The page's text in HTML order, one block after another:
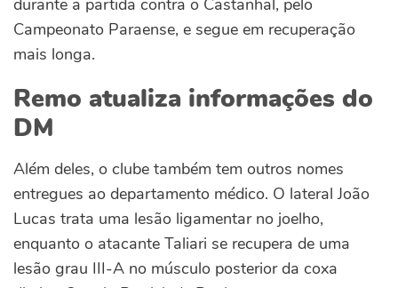
durante a partida contra o Castanhal, pelo
Campeonato Paraense, e segue em recuperação
mais longa.
Remo atualiza informações do
DM
Além deles, o clube também tem outros nomes
entregues ao departamento médico. O lateral João
Lucas trata uma lesão ligamentar no joelho,
enquanto o atacante Taliari se recupera de uma
lesão grau III-A no músculo posterior da coxa